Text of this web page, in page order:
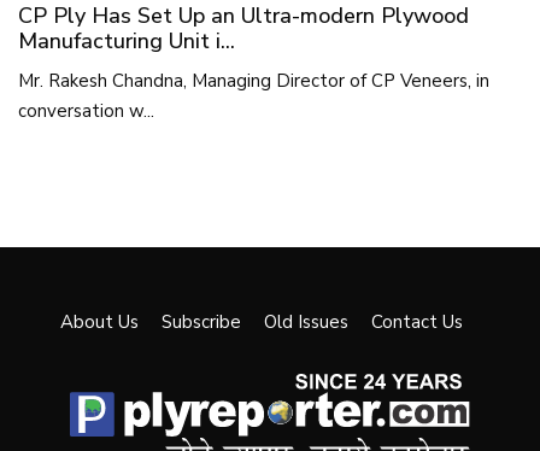
CP Ply Has Set Up an Ultra-modern Plywood
Manufacturing Unit i...
Mr. Rakesh Chandna, Managing Director of CP Veneers, in
conversation w...
About Us Subscribe Old Issues Contact Us